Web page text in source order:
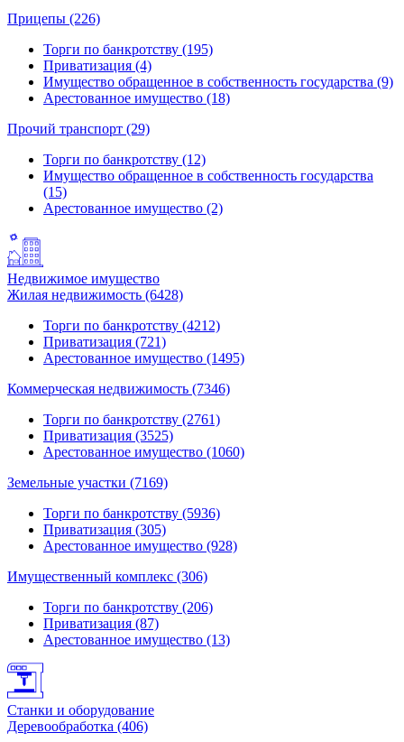
Прицепы (226)
Торги по банкротству (195)
Приватизация (4)
Имущество обращенное в собственность государства (9)
Арестованное имущество (18)
Прочий транспорт (29)
Торги по банкротству (12)
Имущество обращенное в собственность государства
(15)
Арестованное имущество (2)
Недвижимое имущество
Жилая недвижимость (6428)
Торги по банкротству (4212)
Приватизация (721)
Арестованное имущество (1495)
Коммерческая недвижимость (7346)
Торги по банкротству (2761)
Приватизация (3525)
Арестованное имущество (1060)
Земельные участки (7169)
Торги по банкротству (5936)
Приватизация (305)
Арестованное имущество (928)
Имущественный комплекс (306)
Торги по банкротству (206)
Приватизация (87)
Арестованное имущество (13)
Станки и оборудование
Деревообработка (406)